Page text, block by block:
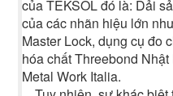
của TEKSOL đó là: Dải
của các nhãn hiệu lớn
Master Lock, dụng cụ đo
hóa chất Threebond
Metal Work Italia.